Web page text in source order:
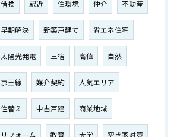
借換 駅近 住環境 仲介 不動産
早期解決 新築戸建て 省エネ住宅
太陽光発電 三宿 高値 自然
京王線 媒介契約 人気エリア
住替え 中古戸建 商業地域
リフォーム 教育 大学 空き家対策